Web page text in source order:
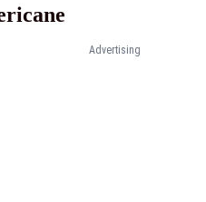
Advertising